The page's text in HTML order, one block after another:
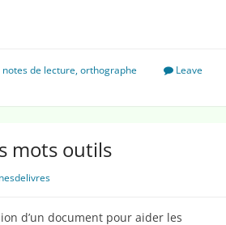
notes de lecture,orthographe
Leave
mots outils
d’un document pour aider les